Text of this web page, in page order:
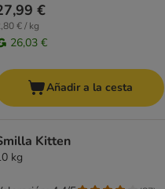
€
€ / kg
26,03 €
Añadir a la cesta
Kitten
kg